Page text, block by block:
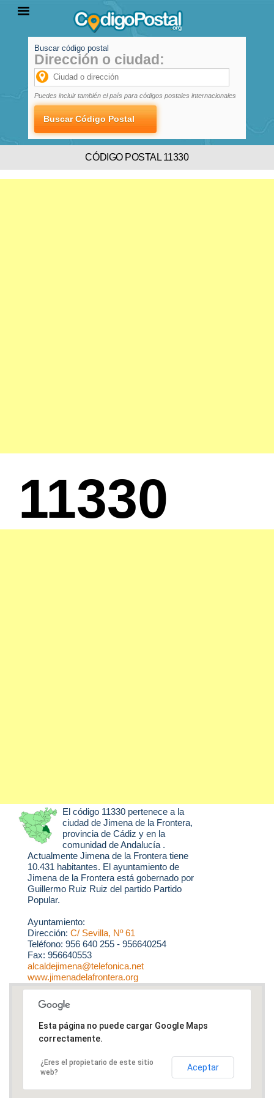
PROVINCIAS
LOCALIDADES
Buscar código postal
Dirección o ciudad:
Puedes incluir también el país para códigos postales internacionales
CÓDIGO POSTAL 11330
11330
El código 11330 pertenece a la
ciudad de Jimena de la Frontera,
provincia de Cádiz y en la
comunidad de Andalucía .
Actualmente Jimena de la Frontera tiene
10.431 habitantes. El ayuntamiento de
Jimena de la Frontera está gobernado por
Guillermo Ruiz Ruiz del partido Partido
Popular.
Ayuntamiento:
Dirección: C/ Sevilla, Nº 61
Teléfono: 956 640 255 - 956640254
Fax: 956640553
alcaldejimena@telefonica.net
www.jimenadelafrontera.org
Esta página no puede cargar Google Maps
correctamente.
¿Eres el propietario de este sitio
web?
Aceptar